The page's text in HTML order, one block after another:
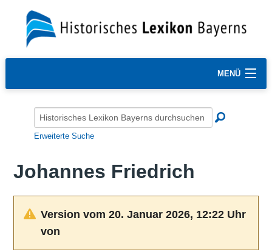
MENÜ
Erweiterte Suche
Johannes Friedrich
Version vom 20. Januar 2026, 12:22 Uhr
von